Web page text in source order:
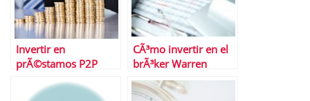
Invertir en
prÃ©stamos P2P
2022? La tarea
CÃ³mo invertir en el
brÃ³ker Warren
Bowie and Smith